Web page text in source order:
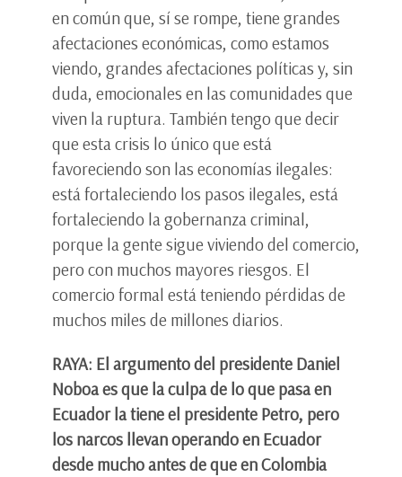
en común que, sí se rompe, tiene grandes
afectaciones económicas, como estamos
viendo, grandes afectaciones políticas y, sin
duda, emocionales en las comunidades que
viven la ruptura. También tengo que decir
que esta crisis lo único que está
favoreciendo son las economías ilegales:
está fortaleciendo los pasos ilegales, está
fortaleciendo la gobernanza criminal,
porque la gente sigue viviendo del comercio,
pero con muchos mayores riesgos. El
comercio formal está teniendo pérdidas de
muchos miles de millones diarios.
RAYA: El argumento del presidente Daniel
Noboa es que la culpa de lo que pasa en
Ecuador la tiene el presidente Petro, pero
los narcos llevan operando en Ecuador
desde mucho antes de que en Colombia